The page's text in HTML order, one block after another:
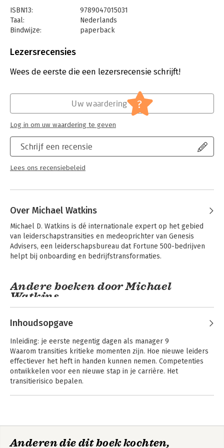
ISBN13:
9789047015031
Taal:
Nederlands
Bindwijze:
paperback
Uitgever:
Verschijningsdatum:
17-2-2021
Algemeen management
effectiviteit
Serie:
Business Bibliotheek
Lezersrecensies
Wees de eerste die een lezersrecensie schrijft!
Schrijf een recensie
Lees ons recensiebeleid
Uw waardering ?
Log in om uw waardering te geven
Over Michael Watkins
Michael D. Watkins is dé internationale expert op het gebied
van leiderschapstransities en medeoprichter van Genesis
Advisers, een leiderschapsbureau dat Fortune 500-bedrijven
helpt bij onboarding en bedrijfstransformaties.
Andere boeken door Michael
Watkins
Thinking
Inhoudsopgave
Inleiding: je eerste negentig dagen als manager 9
Waarom transities kritieke momenten zijn. Hoe nieuwe leiders
effectiever het heft in handen kunnen nemen. Competenties
ontwikkelen voor een nieuwe stap in je carrière. Het
transitierisico bepalen.
promotie en onboarding. Voorkeuren en kwetsbaarheden
Anderen die dit boek kochten,